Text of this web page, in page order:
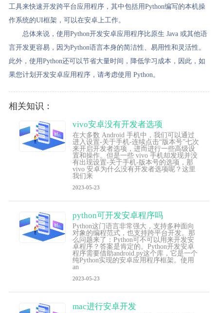
工具来快速开发跨平台应用程序，其中包括用Python编写的本机操
作系统的UI框架，可以在安卓上工作。
总体来说，使用Python开发安卓应用程序比原生 Java 或其他语
言开发更容易，因为Python语言本身的简洁性、易用性和灵活性。
此外，使用Python还可以节省大量时间，降低学习成本，因此，如
果您计划开发安卓应用程序，请考虑使用 Python。
相关知识：
vivo安卓没有开发者选项
在大多数 Android 手机中，我们可以通过
进入设置-关于手机-连续点击“版本号”七次
来开启开发者选项，进而进行一些高级设
置和操作。但是一些 vivo 手机却发现并没
有出现设置-关于手机-版本号的选项，那
vivo 安卓为什么没有开发者选项呢？这里
我们来
2023-05-23
python可开发安卓程序吗
Python这门语言非常强大，支持多种面向
对象的编程范式，也支持跨平台开发。那
么问题来了：Python可不可以用来开发安
卓程序？答案是肯定的。Python开发安卓
程序需要借助android.py这个库，它是一个
纯Python实现的安卓应用程序框架。使用
an
2023-05-23
mac进行安卓开发